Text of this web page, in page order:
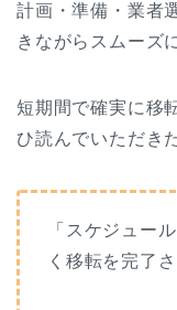
計画・準備・業者
きながらスムーズ
短期間で確実に移
ひ読んでいただき
「スケジュー
く移転を完了